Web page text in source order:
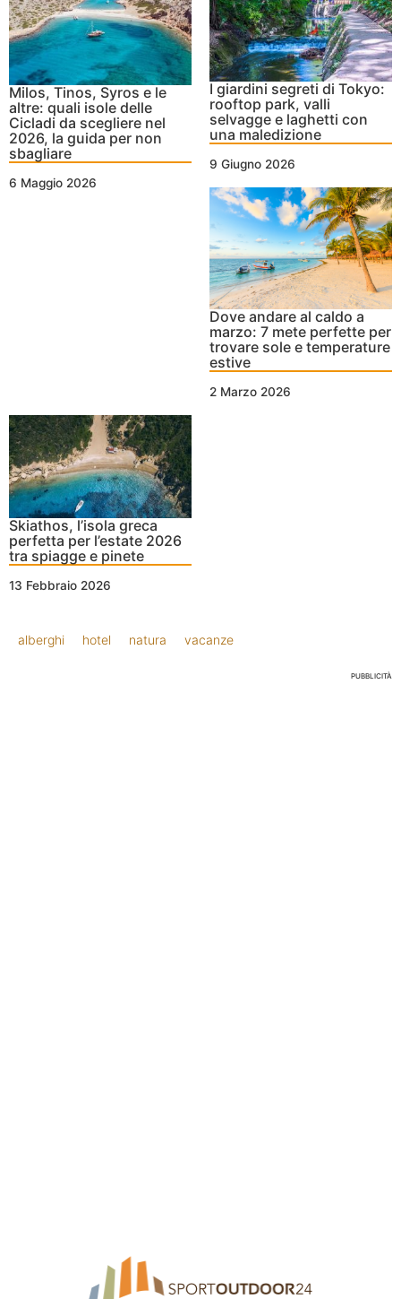
Milos, Tinos, Syros e le
altre: quali isole delle
Cicladi da scegliere nel
2026, la guida per non
sbagliare
6 Maggio 2026
I giardini segreti di Tokyo:
rooftop park, valli
selvagge e laghetti con
una maledizione
9 Giugno 2026
Dove andare al caldo a
marzo: 7 mete perfette per
trovare sole e temperature
estive
2 Marzo 2026
Skiathos, l’isola greca
perfetta per l’estate 2026
tra spiagge e pinete
13 Febbraio 2026
alberghi hotel natura vacanze
PUBBLICITÀ